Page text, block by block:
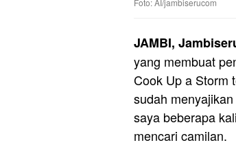
JAMBI,
yang membuat
Cook Up a Storm
sudah
saya beberapa
mencari camilan.